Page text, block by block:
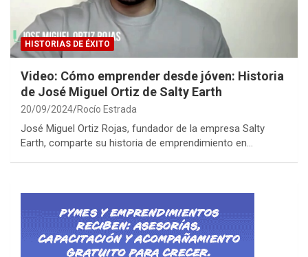
HISTORIAS DE ÉXITO
Video: Cómo emprender desde jóven: Historia
de José Miguel Ortiz de Salty Earth
20/09/2024 Rocío Estrada
José Miguel Ortiz Rojas, fundador de la empresa Salty
Earth, comparte su historia de emprendimiento en…